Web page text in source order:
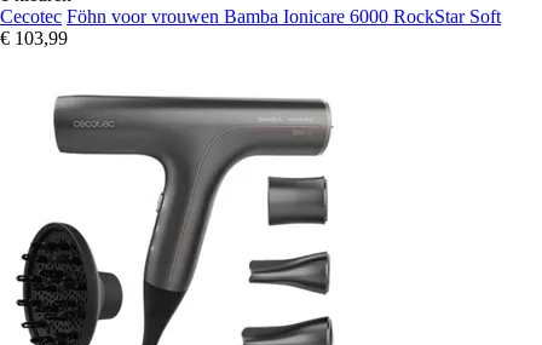
Cecotec Föhn voor vrouwen Bamba Ionicare 6000 RockStar Soft
€ 103,99